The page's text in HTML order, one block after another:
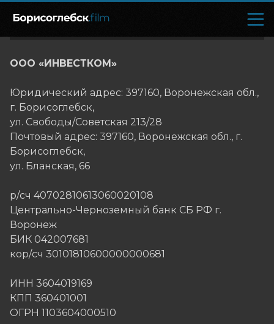
ООО «ИНВЕСТКОМ»
Юридический адрес: 397160, Воронежская обл.,
г. Борисоглебск,
ул. Свободы/Советская 213/28
Почтовый адрес: 397160, Воронежская обл., г.
Борисоглебск,
ул. Бланская, 66
р/сч 40702810613060020108
Центрально-Черноземный банк СБ РФ г.
Воронеж
БИК 042007681
кор/сч 30101810600000000681
ИНН 3604019169
КПП 360401001
ОГРН 1103604000510